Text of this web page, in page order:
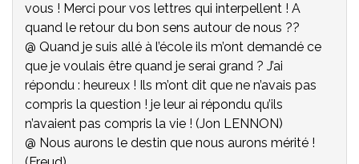
vous ! Merci pour vos lettres qui interpellent ! A
quand le retour du bon sens autour de nous ??
@ Quand je suis allé à l’école ils m’ont demandé ce
que je voulais être quand je serai grand ? J’ai
répondu : heureux ! Ils m’ont dit que ne n’avais pas
compris la question ! je leur ai répondu qu’ils
n’avaient pas compris la vie ! (Jon LENNON)
@ Nous aurons le destin que nous aurons mérité !